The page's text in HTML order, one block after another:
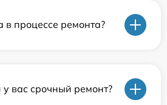
в процессе ремонта?
вас срочный ремонт?